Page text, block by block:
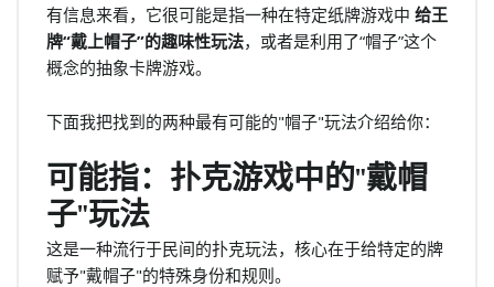
有信息来看，它很可能是指一种在特定纸牌游戏中 给王
牌“戴上帽子”的趣味性玩法，或者是利用了“帽子”这个
概念的抽象卡牌游戏。
下面我把找到的两种最有可能的"帽子"玩法介绍给你：
可能指：扑克游戏中的"戴帽
子"玩法
这是一种流行于民间的扑克玩法，核心在于给特定的牌
赋予"戴帽子"的特殊身份和规则。